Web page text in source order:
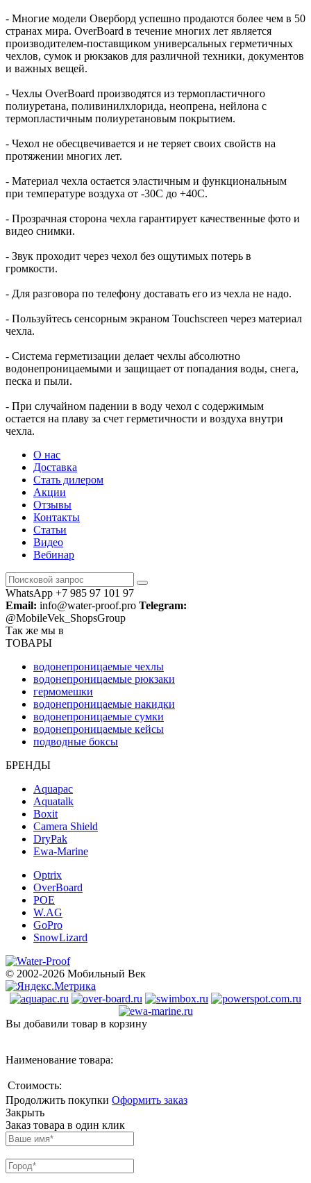
- Многие модели Оверборд успешно продаются более чем в 50
странах мира. OverBoard в течение многих лет является
производителем-поставщиком универсальных герметичных
чехлов, сумок и рюкзаков для различной техники, документов
и важных вещей.
- Чехлы OverBoard производятся из термопластичного
полиуретана, поливинилхлорида, неопрена, нейлона с
термопластичным полиуретановым покрытием.
- Чехол не обесцвечивается и не теряет своих свойств на
протяжении многих лет.
- Материал чехла остается эластичным и функциональным
при температуре воздуха от -30C до +40C.
- Прозрачная сторона чехла гарантирует качественные фото и
видео снимки.
- Звук проходит через чехол без ощутимых потерь в
громкости.
- Для разговора по телефону доставать его из чехла не надо.
- Пользуйтесь сенсорным экраном Touchscreen через материал
чехла.
- Система герметизации делает чехлы абсолютно
водонепроницаемыми и защищает от попадания воды, снега,
песка и пыли.
- При случайном падении в воду чехол с содержимым
остается на плаву за счет герметичности и воздуха внутри
чехла.
О нас
Доставка
Стать дилером
Акции
Отзывы
Контакты
Статьи
Видео
Вебинар
WhatsApp +7 985 97 101 97
Email: info@water-proof.pro Telegram:
@MobileVek_ShopsGroup
Так же мы в
ТОВАРЫ
водонепроницаемые чехлы
водонепроницаемые рюкзаки
гермомешки
водонепроницаемые накидки
водонепроницаемые сумки
водонепроницаемые кейсы
подводные боксы
БРЕНДЫ
Aquapac
Aquatalk
Boxit
Camera Shield
DryPak
Ewa-Marine
Optrix
OverBoard
POE
W.AG
GoPro
SnowLizard
© 2002-2026 Мобильный Век
Вы добавили товар в корзину
Наименование товара:
Стоимость:
Продолжить покупки Оформить заказ
Закрыть
Заказ товара в один клик